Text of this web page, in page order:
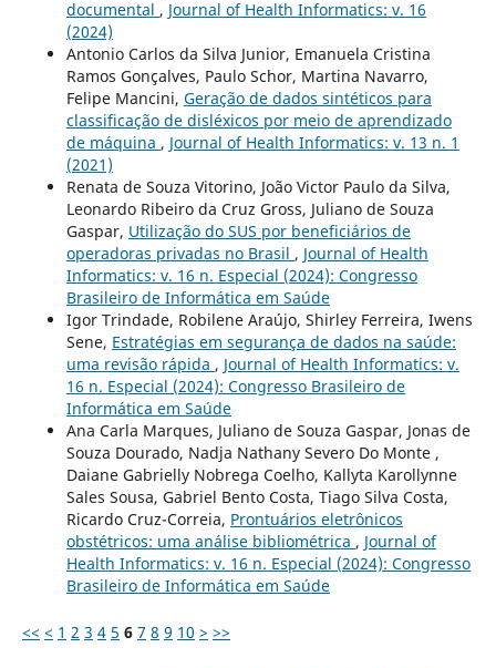
documental , Journal of Health Informatics: v. 16
(2024)
Antonio Carlos da Silva Junior, Emanuela Cristina
Ramos Gonçalves, Paulo Schor, Martina Navarro,
Felipe Mancini, Geração de dados sintéticos para
classificação de disléxicos por meio de aprendizado
de máquina , Journal of Health Informatics: v. 13 n. 1
(2021)
Renata de Souza Vitorino, João Victor Paulo da Silva,
Leonardo Ribeiro da Cruz Gross, Juliano de Souza
Gaspar, Utilização do SUS por beneficiários de
operadoras privadas no Brasil , Journal of Health
Informatics: v. 16 n. Especial (2024): Congresso
Brasileiro de Informática em Saúde
Igor Trindade, Robilene Araújo, Shirley Ferreira, Iwens
Sene, Estratégias em segurança de dados na saúde:
uma revisão rápida , Journal of Health Informatics: v.
16 n. Especial (2024): Congresso Brasileiro de
Informática em Saúde
Ana Carla Marques, Juliano de Souza Gaspar, Jonas de
Souza Dourado, Nadja Nathany Severo Do Monte ,
Daiane Gabrielly Nobrega Coelho, Kallyta Karollynne
Sales Sousa, Gabriel Bento Costa, Tiago Silva Costa,
Ricardo Cruz-Correia, Prontuários eletrônicos
obstétricos: uma análise bibliométrica , Journal of
Health Informatics: v. 16 n. Especial (2024): Congresso
Brasileiro de Informática em Saúde
<< < 1 2 3 4 5 6 7 8 9 10 > >>